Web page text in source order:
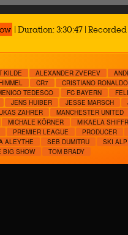
| Duration: 3:30:47 | Recorded
KILDE ALEXANDER ZVEREV
CR7
CRISTIANO RONALDO
TEDESCO FC BAYERN
JENS HUIBER JESSE MARSCH
ZAHRER
MANCHESTER UNITED
MICHALE KÖRNER
MIKAELA
PREMIER LEAGUE
PRODUCER
ALEYTHE SEB DUMITRU
SKI
BIG SHOW TOM BRADY